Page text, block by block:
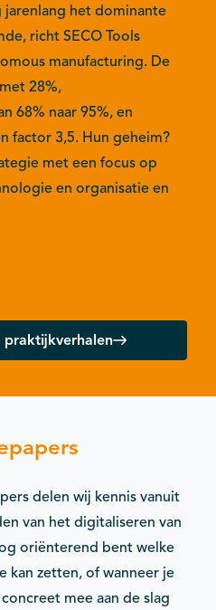
jarenlang het dominante
richt SECO Tools
manufacturing. De
28%,
68% naar 95%, en
factor 3,5. Hun geheim?
met een focus op
en organisatie en
delen wij kennis vanuit
van het digitaliseren van
oriënterend bent welke
kan zetten, of wanneer je
mee aan de slag